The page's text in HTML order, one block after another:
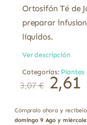
Ortosifón Té de
preparar
líquidos.
Ver descripción
Categorías: Plantas
3,07€ 2,61
Cómpralo ahora y
domingo 9 Ago y